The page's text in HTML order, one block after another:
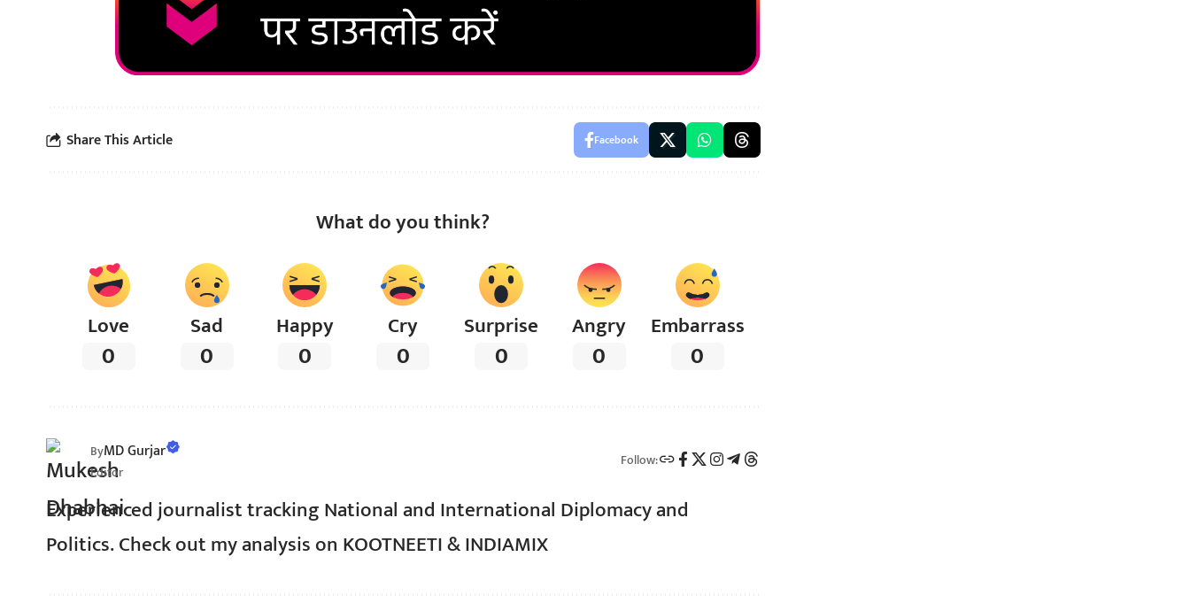
Share This Article Facebook
What do you think?
Love
0
Sad
0
Happy
0
Cry
0
Surprise
0
Angry
0
Embarrass
0
ByMD Gurjar
Editor
Follow:
Experienced journalist tracking National and International Diplomacy and
Politics. Check out my analysis on KOOTNEETI & INDIAMIX